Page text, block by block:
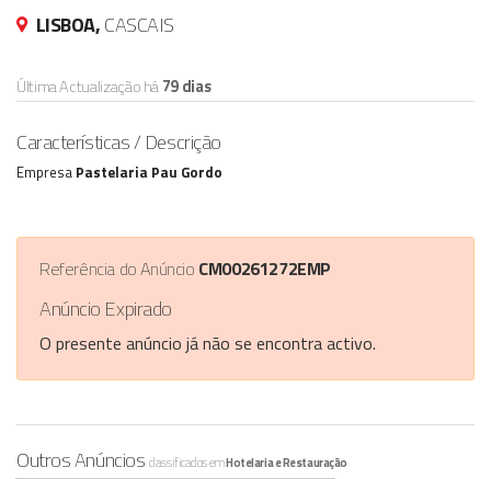
LISBOA,CASCAIS
Última Actualização há79 dias
Características / Descrição
Empresa Pastelaria Pau Gordo
Referência do Anúncio CM00261272EMP
Anúncio Expirado
O presente anúncio já não se encontra activo.
Outros Anúncios classificados emHotelaria e Restauração